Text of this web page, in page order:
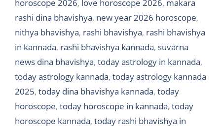
horoscope 2026, love horoscope 2026, makara
rashi dina bhavishya, new year 2026 horoscope,
nithya bhavishya, rashi bhavishya, rashi bhavishya
in kannada, rashi bhavishya kannada, suvarna
news dina bhavishya, today astrology in kannada,
today astrology kannada, today astrology kannada
2025, today dina bhavishya kannada, today
horoscope, today horoscope in kannada, today
horoscope kannada, today rashi bhavishya in